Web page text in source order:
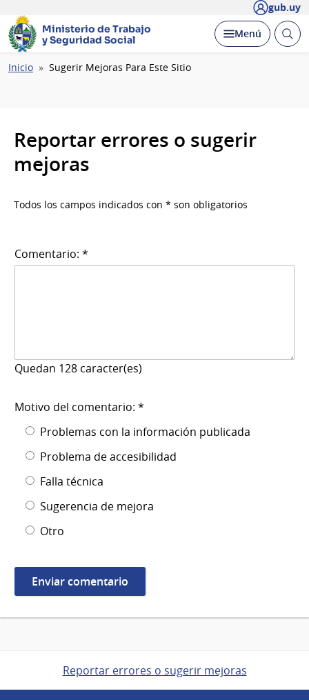
gub.uy
Ministerio de Trabajo
y Seguridad Social
Desplegar
Menú Abrir
Ruta
Inicio Sugerir Mejoras Para Este Sitio
Reportar errores o sugerir
mejoras
Todos los campos indicados con * son obligatorios
Comentario: *
Quedan 128 caracter(es)
Motivo del comentario: *
Problemas con la información publicada
Problema de accesibilidad
Falla técnica
Sugerencia de mejora
Otro
Reportar errores o sugerir mejoras